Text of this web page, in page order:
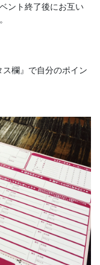
ント終了後にお互い
欄』で自分のポイン